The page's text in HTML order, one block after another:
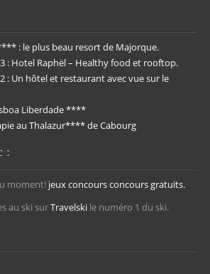
: le plus beau resort de Majorque.
: Hotel Raphël – Healthy food et rooftop.
: Un hôtel et restaurant avec vue sur le
Liberdade ****
au Thalazur**** de Cabourg
:
moment! jeux concoursconcours gratuits.
au ski surTravelski le numéro 1 du ski.